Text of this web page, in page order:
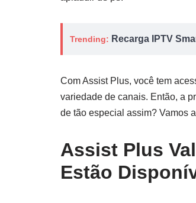
Trending: Recarga IPTV
Com Assist Plus, você tem
variedade de canais. Então, a
de tão especial assim? Vamos
Assist Plus
Estão